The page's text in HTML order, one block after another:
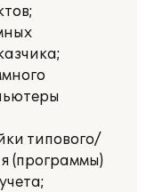
типового/
(программы)